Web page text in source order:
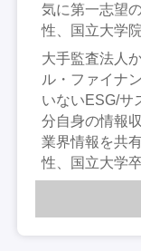
気に第一志望
性、国立大学院
大手監査法人
ル・ファイナ
いないESG/サ
分自身の情報
業界情報を共
性、国立大学卒